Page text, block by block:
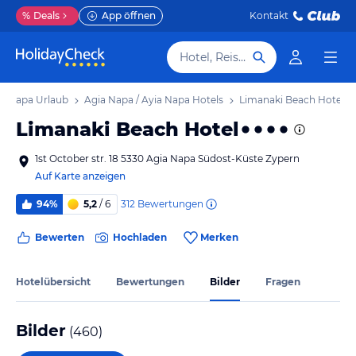
% Deals App öffnen Kontakt
Hotel, Reiseziel
Napa Urlaub Agia Napa / Ayia Napa Hotels Limanaki Beach Hotel
Limanaki Beach Hotel
1st October str. 18 5330 Agia Napa Südost-Küste Zypern
Auf Karte anzeigen
94% 5,2 / 6 312 Bewertungen
Bewerten Hochladen Merken
Hotelübersicht Bewertungen Bilder Fragen
Bilder (460)